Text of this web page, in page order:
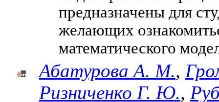
предназначены для
желающих
математического
Абатурова А. М.,
Ризниченко Г. Ю.,